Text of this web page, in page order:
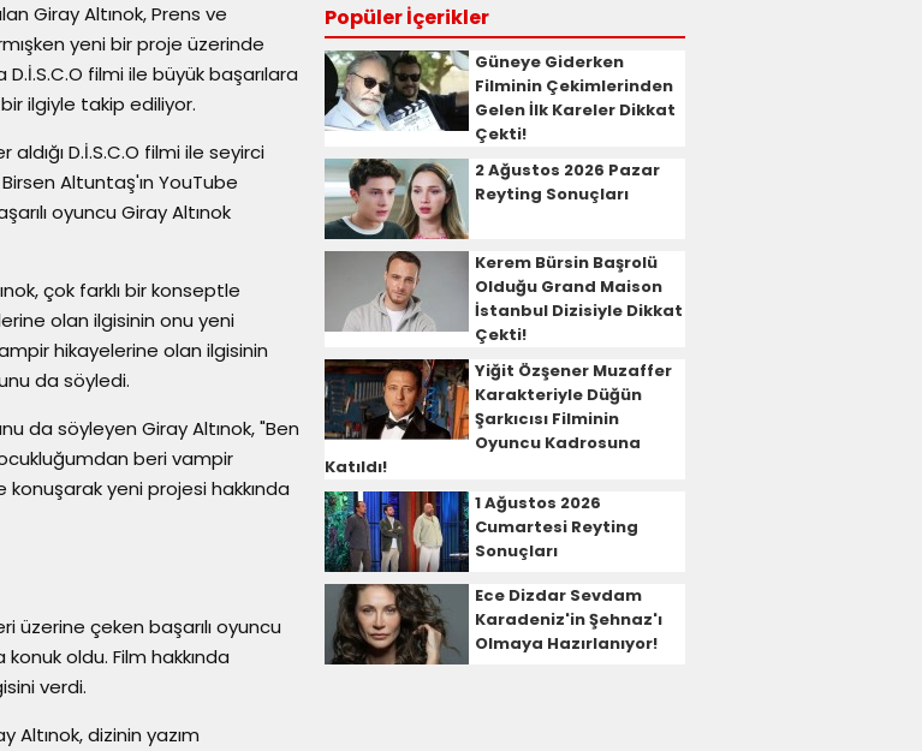
Giray Altınok, Prens ve
yeni bir proje üzerinde
filmi ile büyük başarılara
ilgiyle takip ediliyor.
D.İ.S.C.O filmi ile seyirci
Altuntaş'ın YouTube
oyuncu Giray Altınok
çok farklı bir konseptle
olan ilgisinin onu yeni
hikayelerine olan ilgisinin
da söyledi.
da söyleyen Giray Altınok, "Ben
beri vampir
konuşarak yeni projesi hakkında
üzerine çeken başarılı oyuncu
oldu. Film hakkında
verdi.
Altınok, dizinin yazım
Popüler İçerikler
Güneye Giderken
Filminin Çekimlerinden
Gelen İlk Kareler Dikkat
Çekti!
2 Ağustos 2026 Pazar
Reyting Sonuçları
Kerem Bürsin Başrolü
Olduğu Grand Maison
İstanbul Dizisiyle Dikkat
Çekti!
Yiğit Özşener Muzaffer
Karakteriyle Düğün
Şarkıcısı Filminin
Oyuncu Kadrosuna
Katıldı!
1 Ağustos 2026
Cumartesi Reyting
Sonuçları
Ece Dizdar Sevdam
Karadeniz'in Şehnaz'ı
Olmaya Hazırlanıyor!